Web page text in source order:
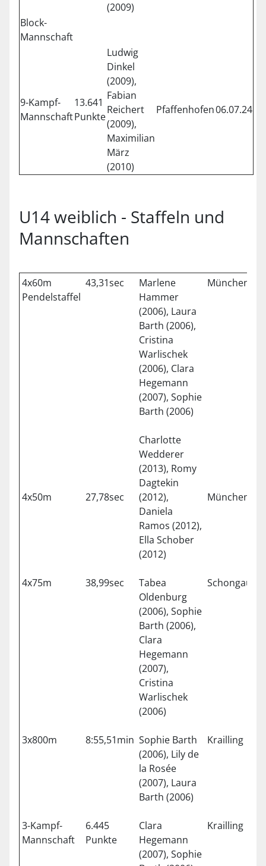
(2009)
Block-
Mannschaft
9-Kampf-
Mannschaft
13.641
Punkte
Ludwig
Dinkel
(2009),
Fabian
Reichert
(2009),
Maximilian
März
(2010)
Pfaffenhofen06.07.24
U14 weiblich - Staffeln und
Mannschaften
4x60m
Pendelstaffel
43,31sec
Marlene
Hammer
(2006), Laura
Barth (2006),
Cristina
Warlischek
(2006), Clara
Hegemann
(2007), Sophie
Barth (2006)
München
4x50m 27,78sec
Charlotte
Wedderer
(2013), Romy
Dagtekin
(2012),
Daniela
Ramos (2012),
Ella Schober
(2012)
München
4x75m 38,99sec
Tabea
Oldenburg
(2006), Sophie
Barth (2006),
Clara
Hegemann
(2007),
Cristina
Warlischek
(2006)
Schongau
3x800m 8:55,51min Sophie Barth
(2006), Lily de
la Rosée
(2007), Laura
Barth (2006)
Krailling
3-Kampf-
Mannschaft
6.445
Punkte
Clara
Hegemann
(2007), Sophie
Krailling